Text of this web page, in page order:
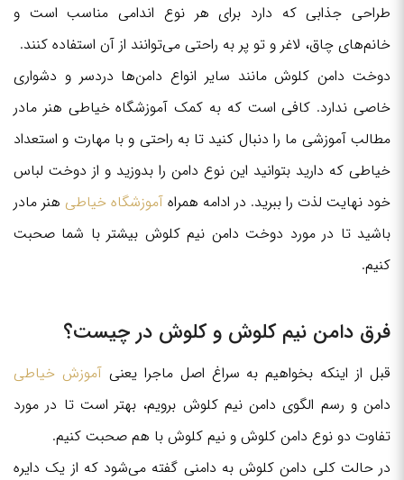
طراحی جذابی که دارد برای هر نوع اندامی مناسب است و
خانم‌های چاق، لاغر و تو پر به راحتی می‌توانند از آن استفاده کنند.
دوخت دامن کلوش مانند سایر انواع دامن‌ها دردسر و دشواری
خاصی ندارد. کافی است که به کمک آموزشگاه خیاطی هنر مادر
مطالب آموزشی ما را دنبال کنید تا به راحتی و با مهارت و استعداد
خیاطی که دارید بتوانید این نوع دامن را بدوزید و از دوخت لباس
خود نهایت لذت را ببرید. در ادامه همراه آموزشگاه خیاطی هنر مادر
باشید تا در مورد دوخت دامن نیم کلوش بیشتر با شما صحبت
کنیم.
فرق دامن نیم کلوش و کلوش در چیست؟
قبل از اینکه بخواهیم به سراغ اصل ماجرا یعنیآموزش خیاطی
دامن و رسم الگوی دامن نیم کلوش برویم، بهتر است تا در مورد
تفاوت دو نوع دامن کلوش و نیم کلوش با هم صحبت کنیم.
در حالت کلی دامن کلوش به دامنی گفته می‌شود که از یک دایره